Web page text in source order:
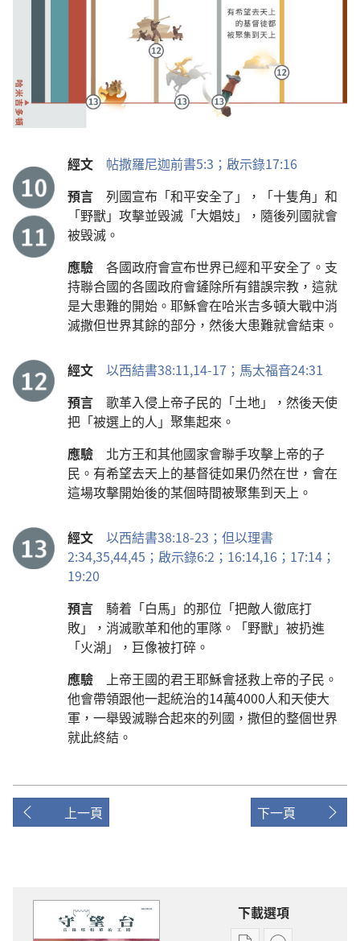
經文 帖撒羅尼迦前書5:3； 啟示錄17:16
預言 列國宣布「和平安全了」，「十隻角」和
「野獸」攻擊並毁滅「大娼妓」，隨後列國就會
被毁滅。
應驗 各國政府會宣布世界已經和平安全了。支
持聯合國的各國政府會鏟除所有錯誤宗教，這就
是大患難的開始。耶穌會在哈米吉多頓大戰中消
滅撒但世界其餘的部分，然後大患難就會結束。
經文 以西結書38:11,14-17； 馬太福音24:31
預言 歌革入侵上帝子民的「土地」，然後天使
把「被選上的人」聚集起來。
應驗 北方王和其他國家會聯手攻擊上帝的子
民。有希望去天上的基督徒如果仍然在世，會在
這場攻擊開始後的某個時間被聚集到天上。
經文 以西結書38:18-23； 但以理書
2:34,35,44,45； 啟示錄6:2； 16:14,16； 17:14；
19:20
預言 騎着「白馬」的那位「把敵人徹底打
敗」，消滅歌革和他的軍隊。「野獸」被扔進
「火湖」，巨像被打碎。
應驗 上帝王國的君王耶穌會拯救上帝的子民。
他會帶領跟他一起統治的14萬4000人和天使大
軍，一舉毁滅聯合起來的列國，撒但的整個世界
就此終結。
上一頁 下一頁
下載選項